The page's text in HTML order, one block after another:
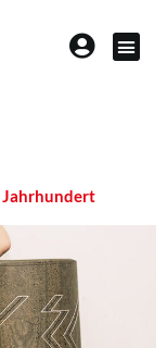
Jahrhundert